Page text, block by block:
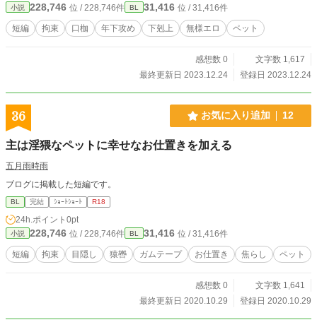
小説 228,746 位 / 228,746件 BL 31,416 位 / 31,416件
短編 拘束 口枷 年下攻め 下剋上 無様エロ ペット
感想数 0
文字数 1,617
最終更新日 2023.12.24
登録日 2023.12.24
36 お気に入り追加 12
主は淫猥なペットに幸せなお仕置きを加える
五月雨時雨
ブログに掲載した短編です。
BL 完結 ｼｮｰﾄｼｮｰﾄ R18
24h.ポイント 0pt
小説 228,746 位 / 228,746件 BL 31,416 位 / 31,416件
短編 拘束 目隠し 猿轡 ガムテープ お仕置き 焦らし ペット
感想数 0
文字数 1,641
最終更新日 2020.10.29
登録日 2020.10.29